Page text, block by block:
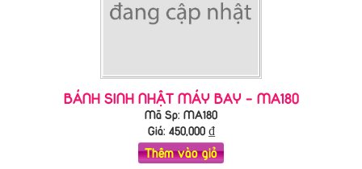
BÁNH SINH NHẬT MÁY BAY - MA180
Mã Sp: MA180
Giá: 450,000₫
Thêm vào giỏ